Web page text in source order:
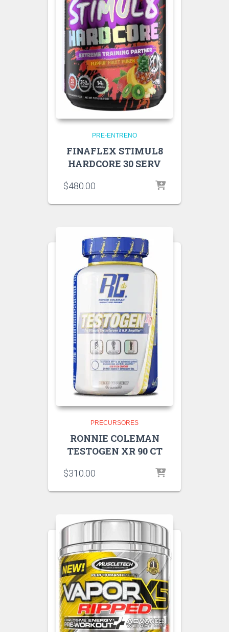
PRE-ENTRENO
FINAFLEX STIMUL8
HARDCORE 30 SERV
$480.00
PRECURSORES
RONNIE COLEMAN
TESTOGEN XR 90 CT
$310.00